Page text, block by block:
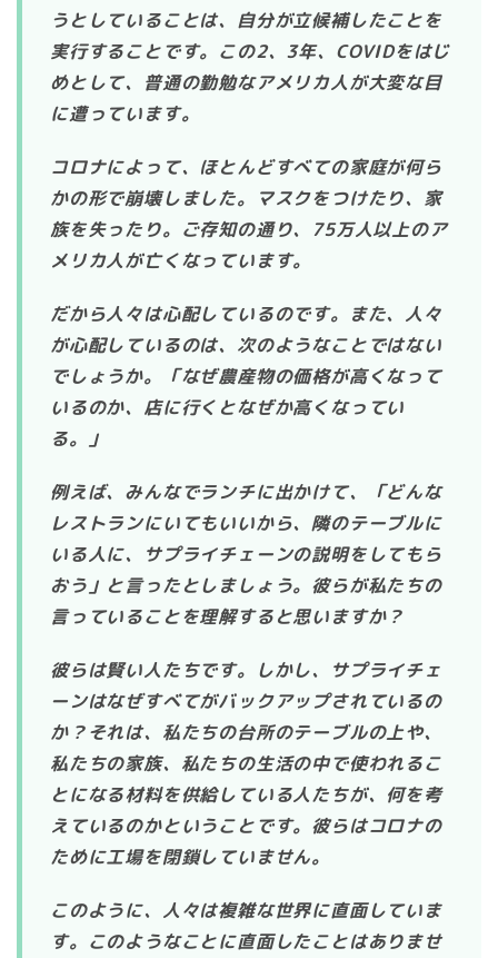
うとしていることは、自分が立候補したことを
実行することです。この2、3年、COVIDをはじ
めとして、普通の勤勉なアメリカ人が大変な目
に遭っています。
コロナによって、ほとんどすべての家庭が何ら
かの形で崩壊しました。マスクをつけたり、家
族を失ったり。ご存知の通り、75万人以上のア
メリカ人が亡くなっています。
だから人々は心配しているのです。また、人々
が心配しているのは、次のようなことではない
でしょうか。「なぜ農産物の価格が高くなって
いるのか、店に行くとなぜか高くなってい
る。」
例えば、みんなでランチに出かけて、「どんな
レストランにいてもいいから、隣のテーブルに
いる人に、サプライチェーンの説明をしてもら
おう」と言ったとしましょう。彼らが私たちの
言っていることを理解すると思いますか？
彼らは賢い人たちです。しかし、サプライチェ
ーンはなぜすべてがバックアップされているの
か？それは、私たちの台所のテーブルの上や、
私たちの家族、私たちの生活の中で使われるこ
とになる材料を供給している人たちが、何を考
えているのかということです。彼らはコロナの
ために工場を閉鎖していません。
このように、人々は複雑な世界に直面していま
す。このようなことに直面したことはありませ